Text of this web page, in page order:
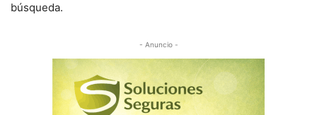
búsqueda.
- Anuncio -